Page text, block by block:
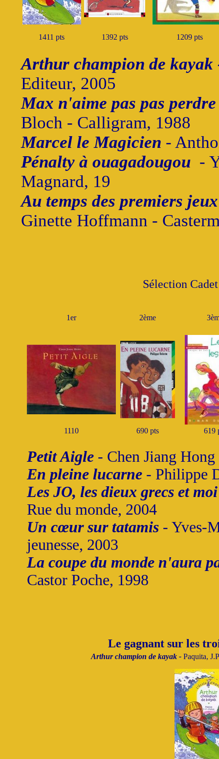
1411 pts 1392 pts 1209 pts
Arthur champion de
Editeur, 2005
Max n'aime pas pas perdre
Bloch - Calligram, 1988
Marcel le Magicien -
Pénalty à ouagadougou -
Magnard, 19
Au temps des premiers
Ginette Hoffmann -
Sélection Cadet
1er 2ème
1110 690 pts 619
Petit Aigle - Chen Jiang
En pleine lucarne - Philippe
Les JO, les dieux grecs et moi
Rue du monde, 2004
Un cœur sur tatamis - Yves-
jeunesse, 2003
La coupe du monde n'aura
Castor Poche, 1998
Le gagnant sur les
Arthur champion de kayak - Paquita,